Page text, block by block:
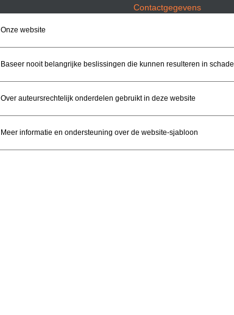
Contactgegevens
Onze website
Baseer nooit belangrijke beslissingen die kunnen resulteren in
Over auteursrechtelijk onderdelen gebruikt in deze website
Meer informatie en ondersteuning over de website-sjabloon